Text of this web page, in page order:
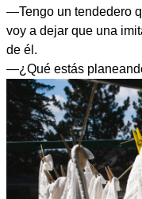
—Tengo un tendedero
voy a dejar que una
de él.
—¿Qué estás